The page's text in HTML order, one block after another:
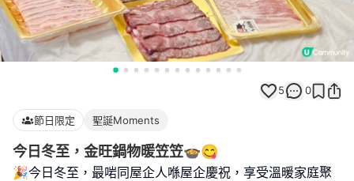
5 0
節日限定 聖誕Moments
今日冬至，金旺鍋物暖笠笠🍲😋
🎉今日冬至，最啱同屋企人喺屋企慶祝，享受溫暖家庭聚